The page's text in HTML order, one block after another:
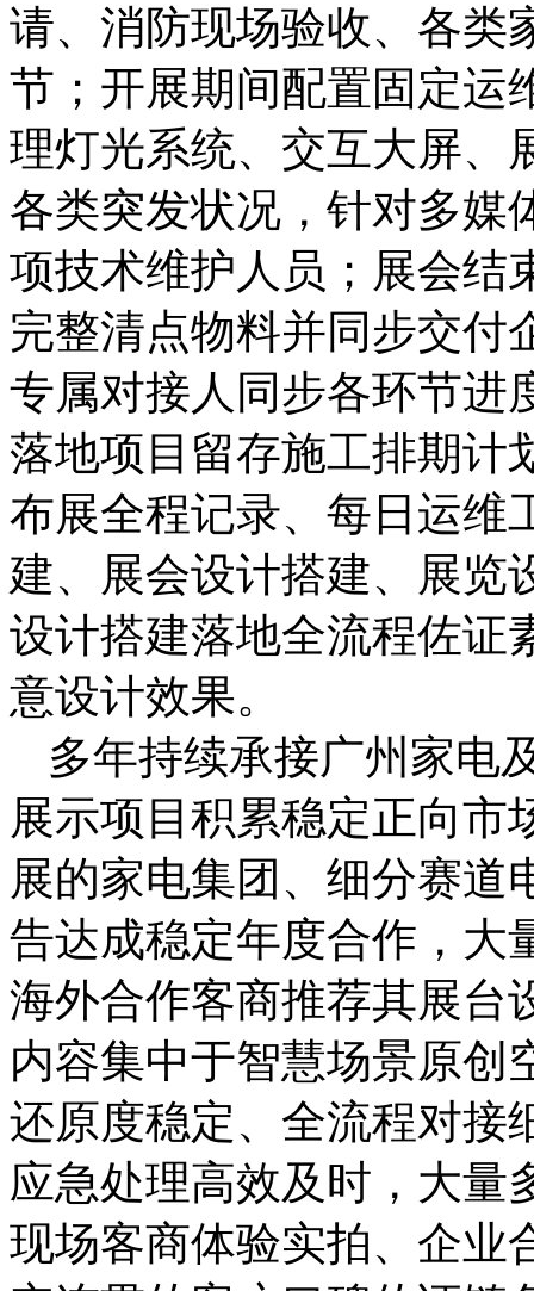
请、消防现场验收、各类
节；开展期间配置固定运
理灯光系统、交互大屏、
各类突发状况，针对多媒
项技术维护人员；展会结
完整清点物料并同步交付
专属对接人同步各环节进
落地项目留存施工排期计
布展全程记录、每日运维
建、展会设计搭建、展览
设计搭建落地全流程佐证
意设计效果。
多年持续承接广州家电
展示项目积累稳定正向市
展的家电集团、细分赛道
告达成稳定年度合作，大
海外合作客商推荐其展台
内容集中于智慧场景原创
还原度稳定、全流程对接
应急处理高效及时，大量
现场客商体验实拍、企业